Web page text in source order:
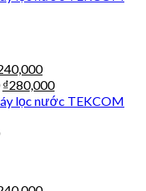
₫280,000
lọc nước TEKCOM